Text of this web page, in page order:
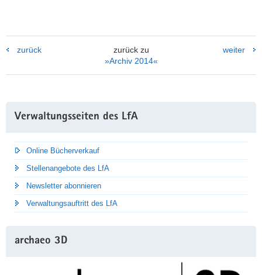
zurück
zurück zu
»Archiv 2014«
weiter
Information
Verwaltungsseiten des LfA
Online Bücherverkauf
Stellenangebote des LfA
Newsletter abonnieren
Verwaltungsauftritt des LfA
archaeo 3D